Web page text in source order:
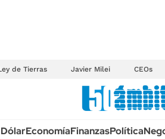
de Tierras Javier Milei CEOs
TECNOLOGÍA
DólarEconomíaFinanzasPolítica